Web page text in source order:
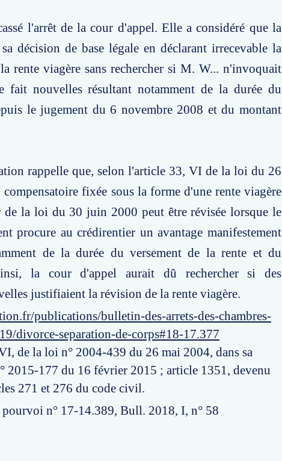
l'arrêt de la cour d'appel. Elle a considéré que la
décision de base légale en déclarant irrecevable la
rente viagère sans rechercher si M. W... n'invoquait
fait nouvelles résultant notamment de la durée du
le jugement du 6 novembre 2008 et du montant
rappelle que, selon l'article 33, VI de la loi du 26
fixée sous la forme d'une rente viagère
de la loi du 30 juin 2000 peut être révisée lorsque le
procure au crédirentier un avantage manifestement
de la durée du versement de la rente et du
la cour d'appel aurait dû rechercher si des
justifiaient la révision de la rente viagère.
publications/bulletin-des-arrets-des-chambres-
divorce-separation-de-corps#18-17.377
de la loi n° 2004-439 du 26 mai 2004, dans sa
2015-177 du 16 février 2015 ; article 1351, devenu
271 et 276 du code civil.
n° 17-14.389, Bull. 2018, I, n° 58